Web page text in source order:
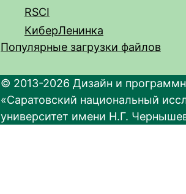
RSCI
КиберЛенинка
Популярные загрузки файлов
© 2013-2026 Дизайн и
«Саратовский национальный
университет имени Н.Г.